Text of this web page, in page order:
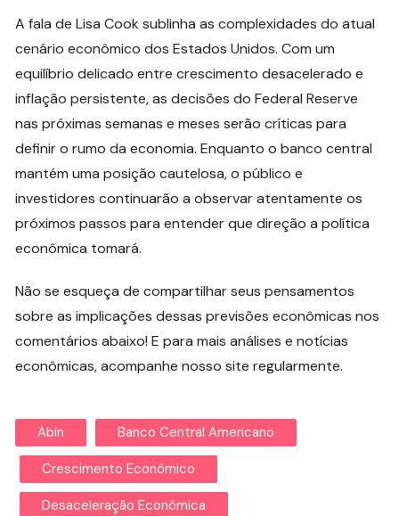
A fala de Lisa Cook sublinha as complexidades do atual
cenário econômico dos Estados Unidos. Com um
equilíbrio delicado entre crescimento desacelerado e
inflação persistente, as decisões do Federal Reserve
nas próximas semanas e meses serão críticas para
definir o rumo da economia. Enquanto o banco central
mantém uma posição cautelosa, o público e
investidores continuarão a observar atentamente os
próximos passos para entender que direção a política
econômica tomará.
Não se esqueça de compartilhar seus pensamentos
sobre as implicações dessas previsões econômicas nos
comentários abaixo! E para mais análises e notícias
econômicas, acompanhe nosso site regularmente.
Abin Banco Central Americano
Crescimento Econômico
Desaceleração Econômica